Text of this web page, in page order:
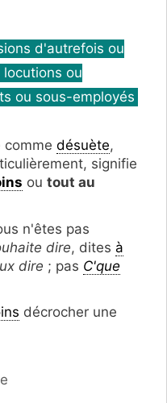
d'autrefois ou
locutions ou
ou sous-employés
comme désuète,
signifie
ou tout au
n'êtes pas
dire, dites à
dire ; pas C'que
décrocher une